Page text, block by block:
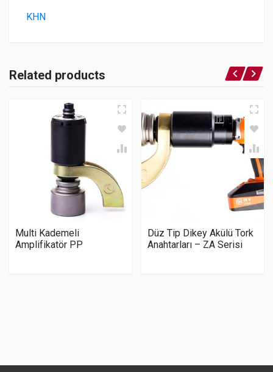
KHN
Related products
Multi Kademeli
Amplifikatör PP
Düz Tip Dikey Akülü Tork
Anahtarları – ZA Serisi